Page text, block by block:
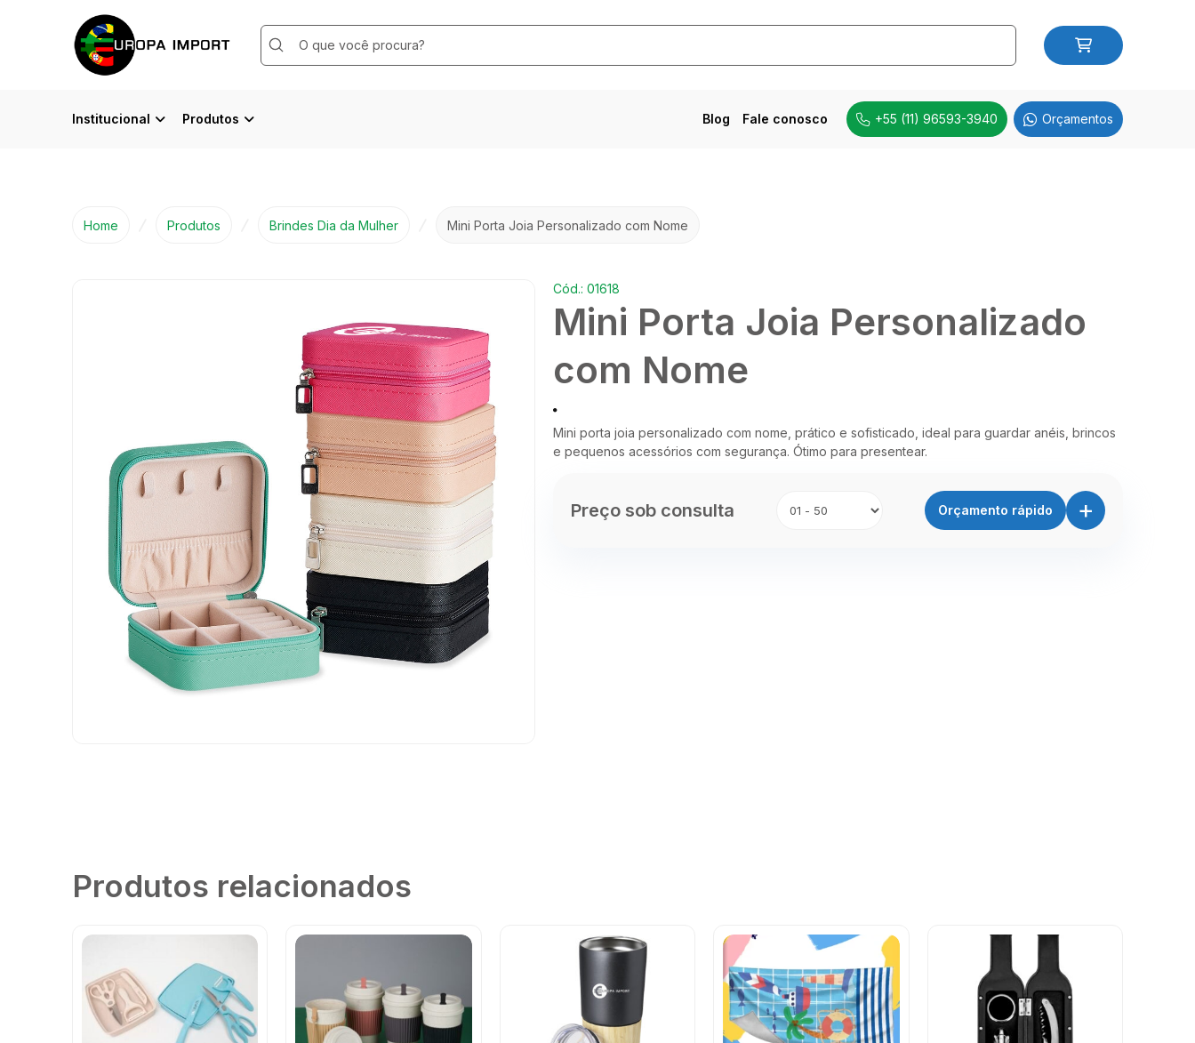
Search
Submit
Institucional Produtos Blog Fale conosco +55 (11) 96593-3940 Orçamentos
Home Produtos Brindes Dia da Mulher Mini Porta Joia Personalizado com Nome
Cód.: 01618
Mini Porta Joia Personalizado
com Nome
Mini porta joia personalizado com nome, prático e sofisticado, ideal para guardar anéis, brincos
e pequenos acessórios com segurança. Ótimo para presentear.
Preço sob consulta Orçamento rápido +
Produtos relacionados